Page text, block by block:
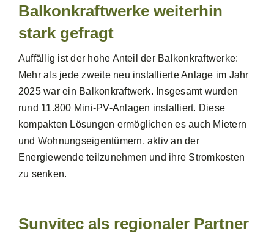
Balkonkraftwerke weiterhin
stark gefragt
Auffällig ist der hohe Anteil der Balkonkraftwerke:
Mehr als jede zweite neu installierte Anlage im Jahr
2025 war ein Balkonkraftwerk. Insgesamt wurden
rund 11.800 Mini-PV-Anlagen installiert. Diese
kompakten Lösungen ermöglichen es auch Mietern
und Wohnungseigentümern, aktiv an der
Energiewende teilzunehmen und ihre Stromkosten
zu senken.
Sunvitec als regionaler Partner